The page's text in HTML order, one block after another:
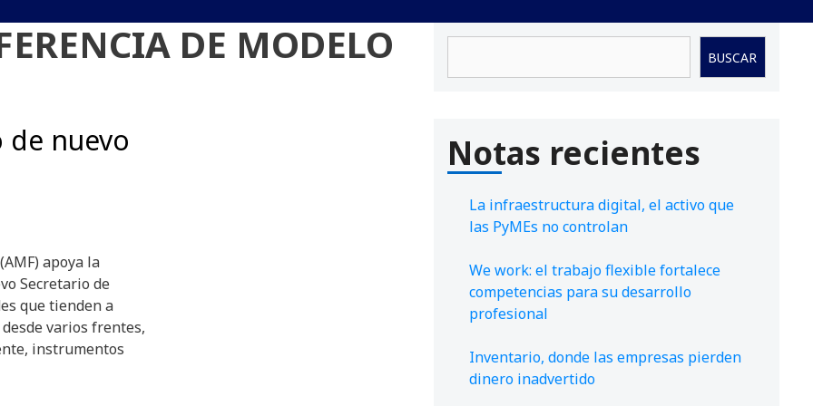
DE MODELO
nuevo
apoya la
Secretario de
que tienden a
varios frentes,
instrumentos
BUSCAR
Notas recientes
La infraestructura digital, el activo que
las PyMEs no controlan
We work: el trabajo flexible fortalece
competencias para su desarrollo
profesional
Inventario, donde las empresas pierden
dinero inadvertido